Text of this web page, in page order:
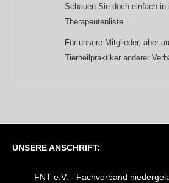
Schauen Sie doch einfach in
Therapeutenliste...
Für unsere Mitglieder, aber
Tierheilpraktiker anderer
UNSERE ANSCHRIFT:
FNT e.V. - Fachverband